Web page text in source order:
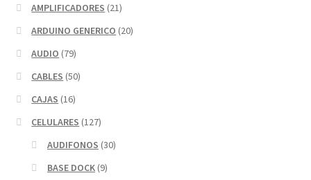
AMPLIFICADORES (21)
ARDUINO GENERICO (20)
AUDIO (79)
CABLES (50)
CAJAS (16)
CELULARES (127)
AUDIFONOS (30)
BASE DOCK (9)